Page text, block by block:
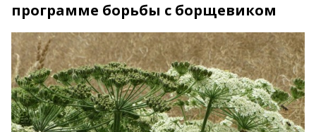
программе борьбы с борщевиком